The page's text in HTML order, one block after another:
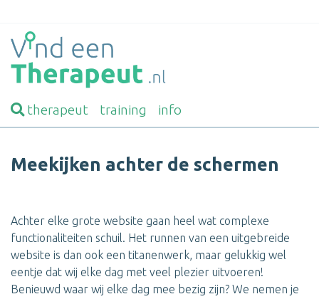
therapeut training info
Meekijken achter de schermen
Achter elke grote website gaan heel wat complexe
functionaliteiten schuil. Het runnen van een uitgebreide
website is dan ook een titanenwerk, maar gelukkig wel
eentje dat wij elke dag met veel plezier uitvoeren!
Benieuwd waar wij elke dag mee bezig zijn? We nemen je